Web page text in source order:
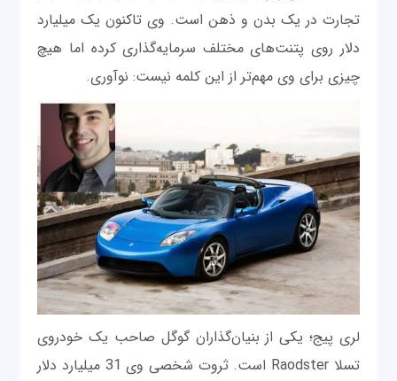
تجارت در یک بدن و ذهن است. وی تاکنون یک میلیارد
دلار روی پتنت‌های مختلف سرمایه‌گذاری کرده اما هیچ
چیزی برای وی مهم‌تر از این کلمه نیست: نوآوری.
لری پیج؛ یکی از بنیان‌گذاران گوگل صاحب یک خودروی
تسلا Raodster است. ثروت شخصی وی 31 میلیارد دلار